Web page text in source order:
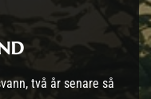
två år senare så